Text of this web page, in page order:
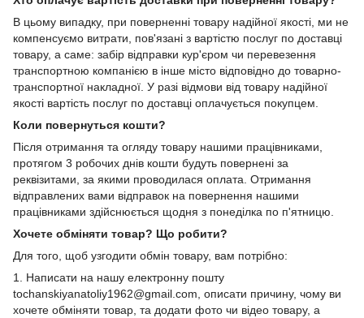
В цьому випадку, при поверненні товару надійної якості, ми не
компенсуємо витрати, пов'язані з вартістю послуг по доставці
товару, а саме: забір відправки кур'єром чи перевезення
транспортною компанією в інше місто відповідно до товарно-
транспортної накладної. У разі відмови від товару надійної
якості вартість послуг по доставці оплачується покупцем.
Коли повернуться кошти?
Після отримання та огляду товару нашими працівниками,
протягом 3 робочих днів кошти будуть повернені за
реквізитами, за якими проводилася оплата. Отримання
відправлених вами відправок на повернення нашими
працівниками здійснюється щодня з понеділка по п'ятницю.
Хочете обміняти товар? Що робити?
Для того, щоб узгодити обмін товару, вам потрібно:
1. Написати на нашу електронну пошту
tochanskiyanatoliy1962@gmail.com, описати причину, чому ви
хочете обміняти товар, та додати фото чи відео товару, а